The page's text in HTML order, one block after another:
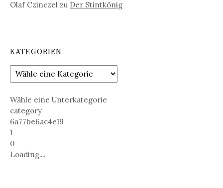
Olaf Czinczel zu Der Stintkönig
KATEGORIEN
Wähle eine Unterkategorie
category
6a77be6ac4e19
1
0
Loading....